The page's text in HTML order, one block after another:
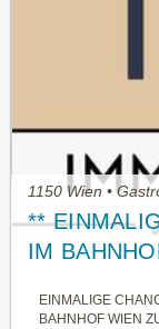
1150 Wien •
**
IM
EINMALIGE
BAHNHOF WIEN